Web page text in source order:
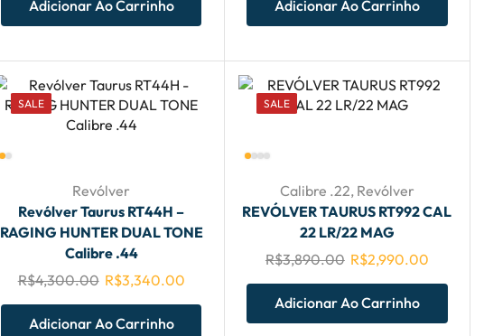
Adicionar Ao Carrinho Adicionar Ao Carrinho
SALE
Revólver
Revólver Taurus RT44H –
RAGING HUNTER DUAL TONE
Calibre .44
R$4,300.00 R$3,340.00
Adicionar Ao Carrinho
SALE
Calibre .22, Revólver
REVÓLVER TAURUS RT992 CAL
22 LR/22 MAG
R$3,890.00 R$2,990.00
Adicionar Ao Carrinho